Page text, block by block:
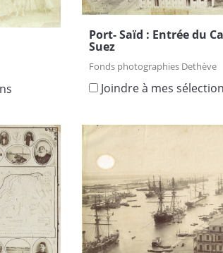
Port- Saïd : Entrée du
Suez
Fonds photographies Dethève
Joindre à mes